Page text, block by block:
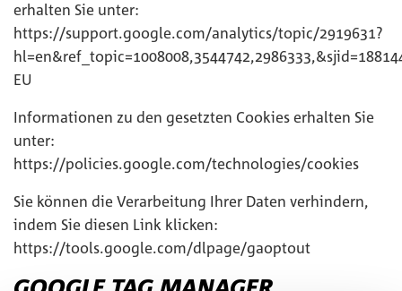
erhalten Sie unter:
https://support.google.com/analytics/topic/2919631?
EU
Informationen zu den gesetzten Cookies erhalten Sie
unter:
https://policies.google.com/technologies/cookies
Sie können die Verarbeitung Ihrer Daten verhindern,
indem Sie diesen Link klicken:
https://tools.google.com/dlpage/gaoptout